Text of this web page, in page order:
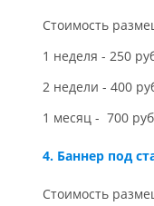
Стоимость
1 неделя - 250
2 недели - 400
1 месяц - 700
4. Баннер под
Стоимость